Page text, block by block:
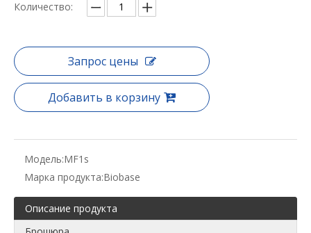
Количество:
Запрос цены
Добавить в корзину
Модель:MF1s
Марка продукта:Biobase
Описание продукта